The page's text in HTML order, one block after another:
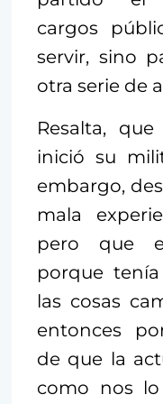
cargos
servir, sino
otra serie de
Resalta,
inició su
embargo,
mala
pero que
porque
las cosas
entonces
de que la
como nos